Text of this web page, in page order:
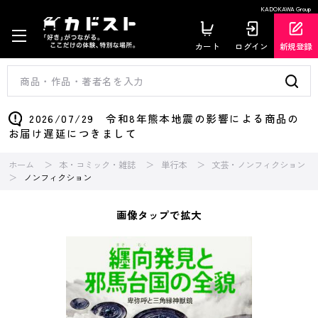
KADOKAWA Group
カート ログイン 新規登録
2026/07/29 令和8年熊本地震の影響による商品の
お届け遅延につきまして
ホーム 本・コミック・雑誌 単行本
文芸・ノンフィクション
ノンフィクション
画像タップで拡大